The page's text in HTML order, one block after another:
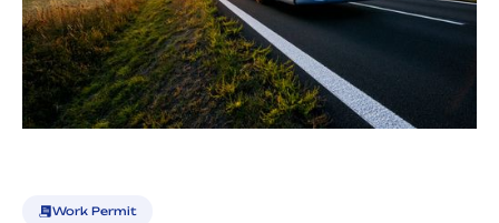
Work Permit